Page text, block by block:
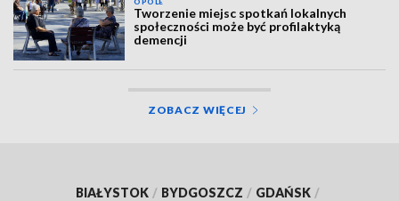
OPOLE
Tworzenie miejsc spotkań lokalnych
społeczności może być profilaktyką
demencji
ZOBACZ WIĘCEJ
BIAŁYSTOK / BYDGOSZCZ / GDAŃSK /